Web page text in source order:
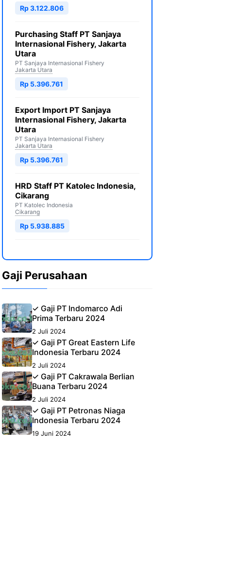
Rp 3.122.806
Purchasing Staff PT Sanjaya
Internasional Fishery, Jakarta
Utara
PT Sanjaya Internasional Fishery
Jakarta Utara
Rp 5.396.761
Export Import PT Sanjaya
Internasional Fishery, Jakarta
Utara
PT Sanjaya Internasional Fishery
Jakarta Utara
Rp 5.396.761
HRD Staff PT Katolec Indonesia,
Cikarang
PT Katolec Indonesia
Cikarang
Rp 5.938.885
Gaji Perusahaan
✓ Gaji PT Indomarco Adi
Prima Terbaru 2024
2 Juli 2024
✓ Gaji PT Great Eastern Life
Indonesia Terbaru 2024
2 Juli 2024
✓ Gaji PT Cakrawala Berlian
Buana Terbaru 2024
2 Juli 2024
✓ Gaji PT Petronas Niaga
Indonesia Terbaru 2024
19 Juni 2024